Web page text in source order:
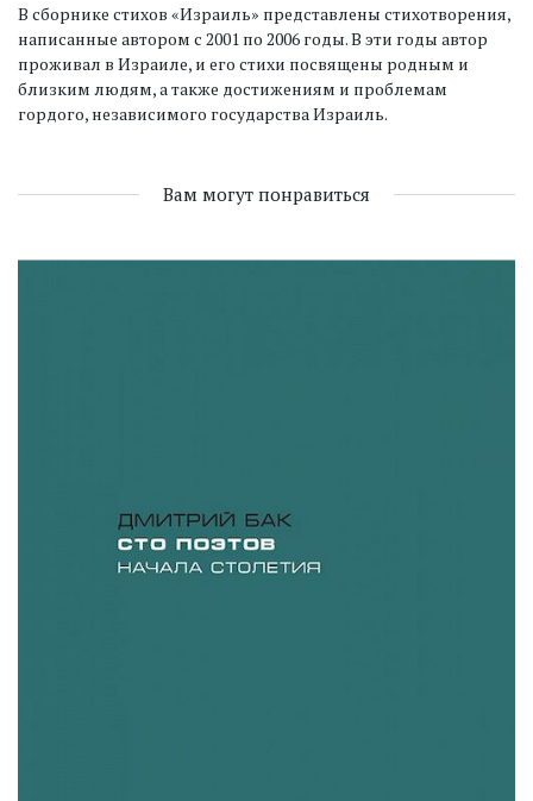
В сборнике стихов «Израиль» представлены стихотворения,
написанные автором с 2001 по 2006 годы. В эти годы автор
проживал в Израиле, и его стихи посвящены родным и
близким людям, а также достижениям и проблемам
гордого, независимого государства Израиль.
Вам могут понравиться